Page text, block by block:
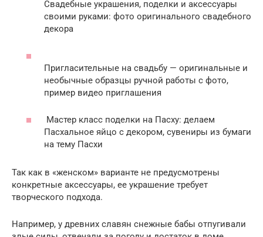
Свадебные украшения, поделки и аксессуары
своими руками: фото оригинального свадебного
декора
Пригласительные на свадьбу — оригинальные и
необычные образцы ручной работы с фото,
пример видео приглашения
Мастер класс поделки на Пасху: делаем
Пасхальное яйцо с декором, сувениры из бумаги
на тему Пасхи
Так как в «женском» варианте не предусмотрены
конкретные аксессуары, ее украшение требует
творческого подхода.
Например, у древних славян снежные бабы отпугивали